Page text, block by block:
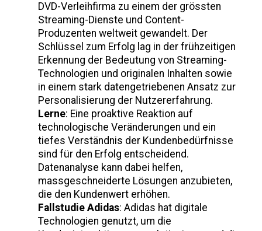
DVD-Verleihfirma zu einem der grössten
Streaming-Dienste und Content-
Produzenten weltweit gewandelt. Der
Schlüssel zum Erfolg lag in der frühzeitigen
Erkennung der Bedeutung von Streaming-
Technologien und originalen Inhalten sowie
in einem stark datengetriebenen Ansatz zur
Personalisierung der Nutzererfahrung.
Lerne: Eine proaktive Reaktion auf
technologische Veränderungen und ein
tiefes Verständnis der Kundenbedürfnisse
sind für den Erfolg entscheidend.
Datenanalyse kann dabei helfen,
massgeschneiderte Lösungen anzubieten,
die den Kundenwert erhöhen.
Fallstudie Adidas: Adidas hat digitale
Technologien genutzt, um die